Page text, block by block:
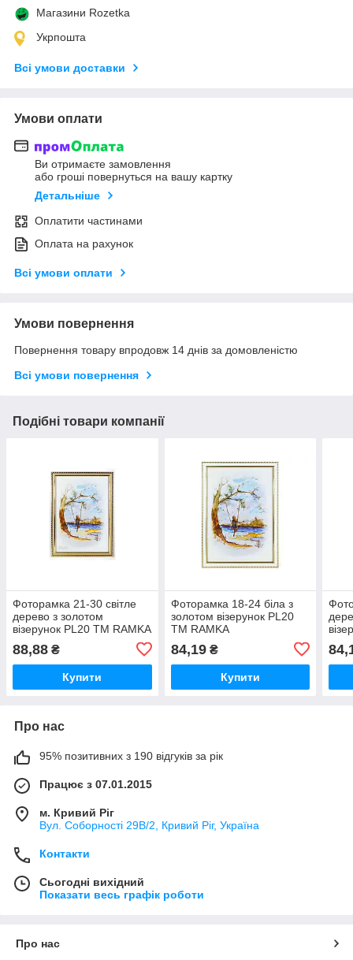
Магазини Rozetka
Укрпошта
Всі умови доставки
Умови оплати
Ви отримаєте замовлення
або гроші повернуться на вашу картку
Детальніше
Оплатити частинами
Оплата на рахунок
Всі умови оплати
Умови повернення
Повернення товару впродовж 14 днів за домовленістю
Всі умови повернення
Подібні товари компанії
Фоторамка 21-30 світле
дерево з золотом
візерунок PL20 ТМ RAMKA
88,88 ₴
Купити
Фоторамка 18-24 біла з
золотом візерунок PL20
ТМ RAMKA
84,19₴
Купити
Про нас
95% позитивних з 190 відгуків за рік
Працює з 07.01.2015
м. Кривий Ріг
Вул. Соборності 29В/2, Кривий Ріг, Україна
Контакти
Сьогодні вихідний
Показати весь графік роботи
Про нас